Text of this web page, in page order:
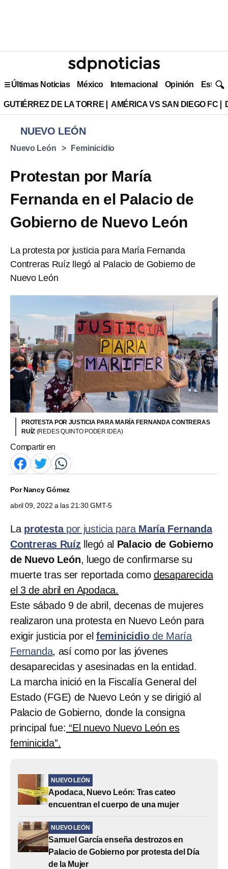
Últimas Noticias México Internacional Opinión Estilo
GUTIÉRREZ DE LA TORRE AMÉRICA VS SAN DIEGO FC
NUEVO LEÓN
Nuevo León Feminicidio
Protestan por María
Fernanda en el Palacio de
Gobierno de Nuevo León
La protesta por justicia para María Fernanda
Contreras Ruíz llegó al Palacio de Gobierno de
Nuevo León
PROTESTA POR JUSTICIA PARA MARÍA FERNANDA CONTRERAS
RUÍZ (REDES QUINTO PODER IDEA)
Compartir en
PorNancy Gómez
abril 09, 2022 a las 21:30 GMT-5
La protesta por justicia paraMaría Fernanda
Contreras Ruízllegó al Palacio de Gobierno
de Nuevo León, luego de confirmarse su
muerte tras ser reportada como desaparecida
el 3 de abril en Apodaca.
Este sábado 9 de abril, decenas de mujeres
realizaron una protesta en Nuevo León para
exigir justicia por el feminicidiode María
Fernanda, así como por las jóvenes
desaparecidas y asesinadas en la entidad.
La marcha inició en la Fiscalía General del
Estado (FGE) de Nuevo León y se dirigió al
Palacio de Gobierno, donde la consigna
principal fue: “El nuevo Nuevo León es
feminicida”.
NUEVO LEÓN
Apodaca, Nuevo León: Tras cateo
encuentran el cuerpo de una mujer
NUEVO LEÓN
Samuel García enseña destrozos en
Palacio de Gobierno por protesta del Día
de la Mujer